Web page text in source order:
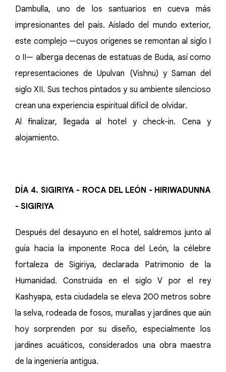
Dambulla, uno de los santuarios en cueva más
impresionantes del país. Aislado del mundo exterior,
este complejo —cuyos orígenes se remontan al siglo I
o II— alberga decenas de estatuas de Buda, así como
representaciones de Upulvan (Vishnu) y Saman del
siglo XII. Sus techos pintados y su ambiente silencioso
crean una experiencia espiritual difícil de olvidar.
Al finalizar, llegada al hotel y check-in. Cena y
alojamiento.
DÍA 4. SIGIRIYA - ROCA DEL LEÓN - HIRIWADUNNA
- SIGIRIYA
Después del desayuno en el hotel, saldremos junto al
guía hacia la imponente Roca del León, la célebre
fortaleza de Sigiriya, declarada Patrimonio de la
Humanidad. Construida en el siglo V por el rey
Kashyapa, esta ciudadela se eleva 200 metros sobre
la selva, rodeada de fosos, murallas y jardines que aún
hoy sorprenden por su diseño, especialmente los
jardines acuáticos, considerados una obra maestra
de la ingeniería antigua.